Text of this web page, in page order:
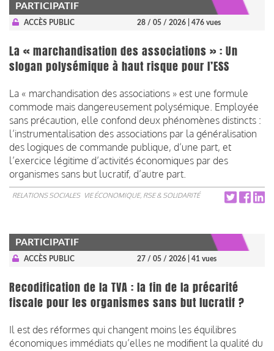
PARTICIPATIF
ACCÈS PUBLIC 28 / 05 / 2026 | 476 vues
La « marchandisation des associations » : Un
slogan polysémique à haut risque pour l’ESS
La « marchandisation des associations » est une formule
commode mais dangereusement polysémique. Employée
sans précaution, elle confond deux phénomènes distincts :
l’instrumentalisation des associations par la généralisation
des logiques de commande publique, d’une part, et
l’exercice légitime d’activités économiques par des
organismes sans but lucratif, d’autre part.
RELATIONS SOCIALES VIE ÉCONOMIQUE, RSE & SOLIDARITÉ
PARTICIPATIF
ACCÈS PUBLIC 27 / 05 / 2026 | 41 vues
Recodification de la TVA : la fin de la précarité
fiscale pour les organismes sans but lucratif ?
Il est des réformes qui changent moins les équilibres
économiques immédiats qu’elles ne modifient la qualité du